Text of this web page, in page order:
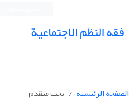
فقه النظم الاجتماعیة
الصفحة الرئيسية بحث متقدم